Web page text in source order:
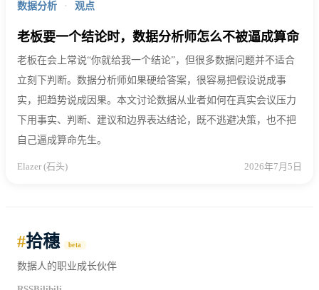
数据分析 · 观点
老板要一个结论时，数据分析师怎么不被逼成算命
老板在会上常说“你就给我一个结论”，但很多数据问题并不适合
立刻下判断。数据分析师如果硬给答案，很容易把假设说成事
实，把趋势说成因果。本文讨论数据从业者如何在真实会议压力
下用事实、判断、建议和边界表达结论，既不逃避决策，也不把
自己逼成算命先生。
Elazer (石头) 2026年7月5日
#拾穗 beta
数据人的职业成长伙伴